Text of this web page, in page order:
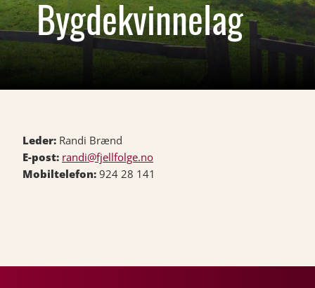
Bygdekvinnelag
Leder: Randi Brænd
E-post: randi@fjellfolge.no
Mobiltelefon: 924 28 141